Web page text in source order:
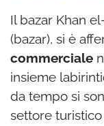
Il bazar Khan
(bazar), si è
commerciale
insieme
da tempo si
settore